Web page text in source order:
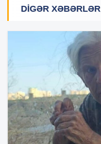
DIGƏR XƏBƏRLƏR